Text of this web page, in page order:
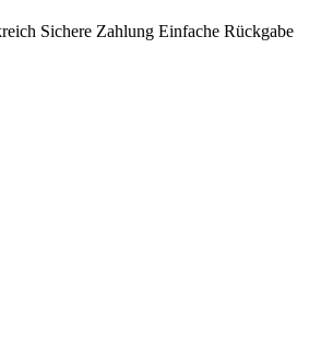
Sichere Zahlung Einfache Rückgabe